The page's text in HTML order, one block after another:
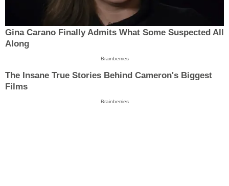
Gina Carano Finally Admits What Some Suspected All
Along
Brainberries
The Insane True Stories Behind Cameron's Biggest
Films
Brainberries